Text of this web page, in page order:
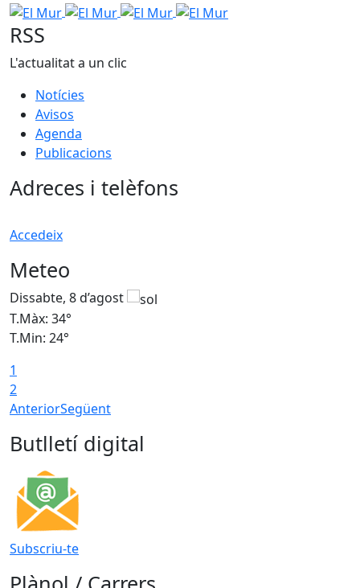
El Mur
El Mur El Mur
RSS
L'actualitat a un clic
Notícies
Avisos
Agenda
Publicacions
Adreces i telèfons
Accedeix
Meteo
Dissabte, 8 d’agost
T.Màx: 34°
T.Min: 24°
1
2
AnteriorSegüent
Butlletí digital
Subscriu-te